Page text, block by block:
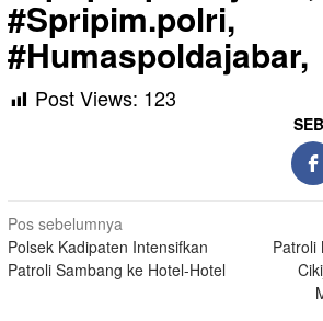
#Spripim.polri,
#Humaspoldajabar,
Post Views: 123
Navigasi
pos
Pos sebelumnya
Polsek Kadipaten Intensifkan
Patroli Sambang ke Hotel-Hotel
Patroli